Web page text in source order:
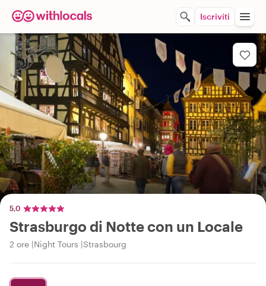
Iscriviti
5,0
Strasburgo di Notte con un Locale
2 ore Night Tours Strasbourg